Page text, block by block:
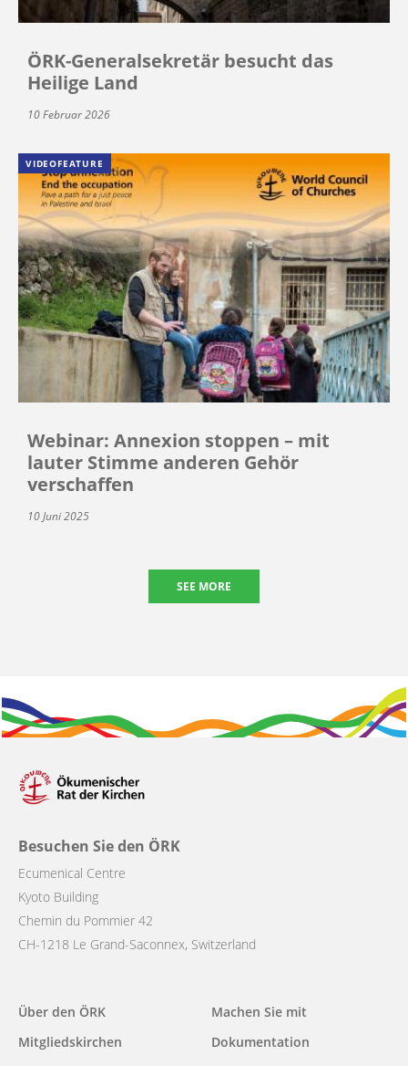
ÖRK-Generalsekretär besucht das
Heilige Land
10 Februar 2026
VIDEOFEATURE
Webinar: Annexion stoppen – mit
lauter Stimme anderen Gehör
verschaffen
10 Juni 2025
SEE MORE
Besuchen Sie den ÖRK
Ecumenical Centre
Kyoto Building
Chemin du Pommier 42
CH-1218 Le Grand-Saconnex, Switzerland
Main
navigation
Über den ÖRK
Mitgliedskirchen
Machen Sie mit
Dokumentation